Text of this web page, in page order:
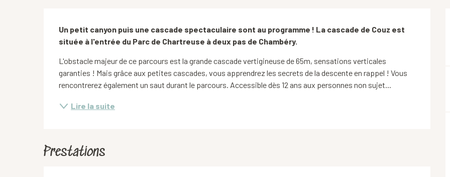
Description
Un petit canyon puis une cascade spectaculaire sont au programme ! La cascade de Couz est
située à l'entrée du Parc de Chartreuse à deux pas de Chambéry.
L'obstacle majeur de ce parcours est la grande cascade vertigineuse de 65m, sensations verticales
garanties ! Mais grâce aux petites cascades, vous apprendrez les secrets de la descente en rappel ! Vous
rencontrerez également un saut durant le parcours. Accessible dès 12 ans aux personnes non sujet...
Lire la suite
Prestations